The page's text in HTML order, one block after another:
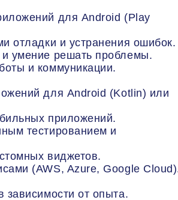
для Android (Play
отладки и устранения ошибок.
умение решать проблемы.
и коммуникации.
для Android (Kotlin) или
приложений.
тестированием и
виджетов.
(AWS, Azure, Google
зависимости от опыта.